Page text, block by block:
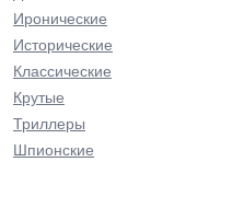
Иронические
Исторические
Классические
Крутые
Триллеры
Шпионские